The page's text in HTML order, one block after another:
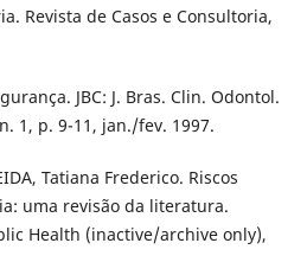
Revista de Casos e Consultoria,
JBC: J. Bras. Clin. Odontol.
1, p. 9-11, jan./fev. 1997.
Tatiana Frederico. Riscos
uma revisão da literatura.
Health (inactive/archive only),